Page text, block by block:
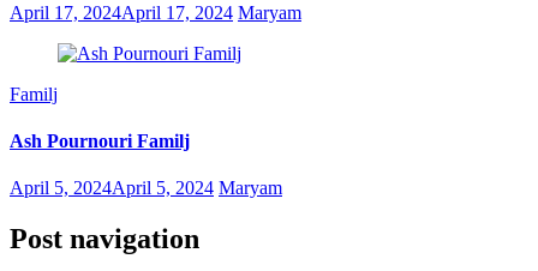
April 17, 2024April 17, 2024 Maryam
Familj
Ash Pournouri Familj
April 5, 2024April 5, 2024 Maryam
Post navigation